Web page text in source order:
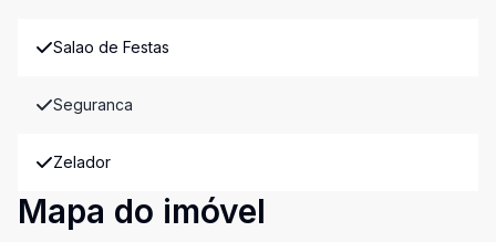
Salao de Festas
Seguranca
Zelador
Mapa do imóvel